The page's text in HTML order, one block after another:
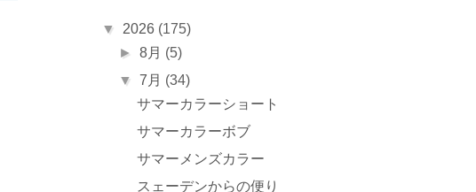
▼ 2026 (175)
►8月 (5)
▼7月 (34)
サマーカラーショート
サマーカラーボブ
サマーメンズカラー
スェーデンからの便り